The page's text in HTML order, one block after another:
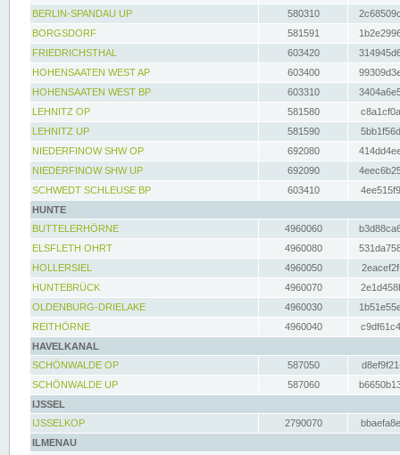
BERLIN-SPANDAU UP
580310
BORGSDORF
581591
FRIEDRICHSTHAL
603420
HOHENSAATEN WEST AP
603400
HOHENSAATEN WEST BP
603310
LEHNITZ OP
581580
LEHNITZ UP
581590
NIEDERFINOW SHW OP
692080
NIEDERFINOW SHW UP
692090
SCHWEDT SCHLEUSE BP
603410
HUNTE
BUTTELERHÖRNE
4960060
ELSFLETH OHRT
4960080
HOLLERSIEL
4960050
HUNTEBRÜCK
4960070
OLDENBURG-DRIELAKE
4960030
REITHÖRNE
4960040
HAVELKANAL
SCHÖNWALDE OP
587050
SCHÖNWALDE UP
587060
IJSSEL
IJSSELKOP
2790070
ILMENAU